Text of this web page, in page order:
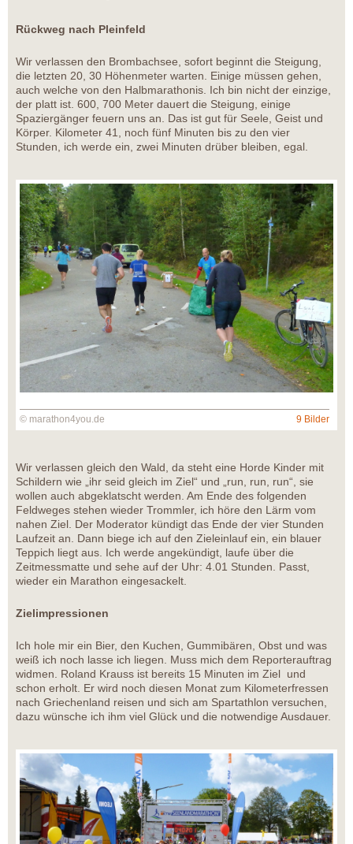
Rückweg nach Pleinfeld
Wir verlassen den Brombachsee, sofort beginnt die Steigung,
die letzten 20, 30 Höhenmeter warten. Einige müssen gehen,
auch welche von den Halbmarathonis. Ich bin nicht der einzige,
der platt ist. 600, 700 Meter dauert die Steigung, einige
Spaziergänger feuern uns an. Das ist gut für Seele, Geist und
Körper. Kilometer 41, noch fünf Minuten bis zu den vier
Stunden, ich werde ein, zwei Minuten drüber bleiben, egal.
© marathon4you.de 9 Bilder
Wir verlassen gleich den Wald, da steht eine Horde Kinder mit
Schildern wie „ihr seid gleich im Ziel“ und „run, run, run“, sie
wollen auch abgeklatscht werden. Am Ende des folgenden
Feldweges stehen wieder Trommler, ich höre den Lärm vom
nahen Ziel. Der Moderator kündigt das Ende der vier Stunden
Laufzeit an. Dann biege ich auf den Zieleinlauf ein, ein blauer
Teppich liegt aus. Ich werde angekündigt, laufe über die
Zeitmessmatte und sehe auf der Uhr: 4.01 Stunden. Passt,
wieder ein Marathon eingesackelt.
Zielimpressionen
Ich hole mir ein Bier, den Kuchen, Gummibären, Obst und was
weiß ich noch lasse ich liegen. Muss mich dem Reporterauftrag
widmen. Roland Krauss ist bereits 15 Minuten im Ziel und
schon erholt. Er wird noch diesen Monat zum Kilometerfressen
nach Griechenland reisen und sich am Spartathlon versuchen,
dazu wünsche ich ihm viel Glück und die notwendige Ausdauer.